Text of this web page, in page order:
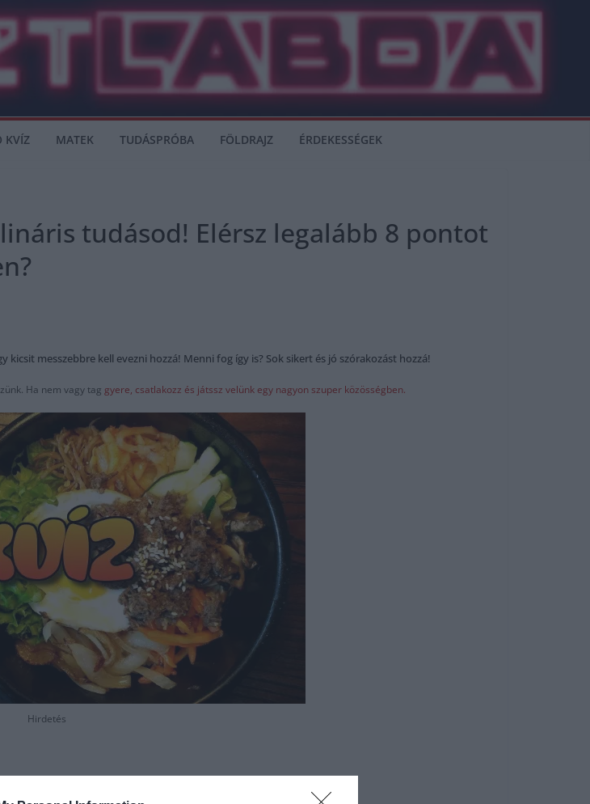
KVÍZ MATEK TUDÁSPRÓBA FÖLDRAJZ ÉRDEKESSÉGEK
tudásod! Elérsz legalább 8 pontot
messzebbre kell evezni hozzá! Menni fog így is? Sok sikert és jó szórakozást hozzá!
Ha nem vagy tag gyere, csatlakozz és játssz velünk egy nagyon szuper közösségben.
Hirdetés